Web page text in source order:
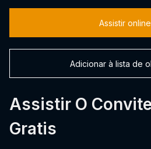
Assistir O
Gratis
Assistir online
Adicionar à lista de